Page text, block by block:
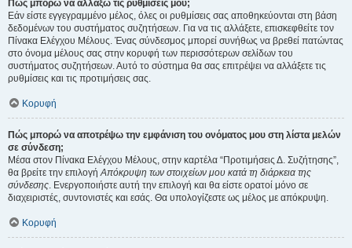
Πώς μπορώ να αλλάξω τις ρυθμίσεις μου;
Εάν είστε εγγεγραμμένο μέλος, όλες οι ρυθμίσεις σας αποθηκεύονται στη βάση
δεδομένων του συστήματος συζητήσεων. Για να τις αλλάξετε, επισκεφθείτε τον
Πίνακα Ελέγχου Μέλους. Ένας σύνδεσμος μπορεί συνήθως να βρεθεί πατώντας
στο όνομα μέλους σας στην κορυφή των περισσότερων σελίδων του
συστήματος συζητήσεων. Αυτό το σύστημα θα σας επιτρέψει να αλλάξετε τις
ρυθμίσεις και τις προτιμήσεις σας.
Κορυφή
Πώς μπορώ να αποτρέψω την εμφάνιση του ονόματος μου στη λίστα μελών
σε σύνδεση;
Μέσα στον Πίνακα Ελέγχου Μέλους, στην καρτέλα “Προτιμήσεις Δ. Συζήτησης”,
θα βρείτε την επιλογήΑπόκρυψη των στοιχείων μου κατά τη διάρκεια της
σύνδεσης. Ενεργοποιήστε αυτή την επιλογή και θα είστε ορατοί μόνο σε
διαχειριστές, συντονιστές και εσάς. Θα υπολογίζεστε ως μέλος με απόκρυψη.
Κορυφή